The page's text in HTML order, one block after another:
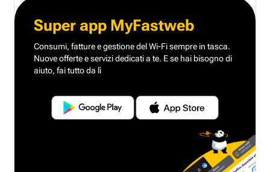
Super app MyFastweb
Consumi, fatture e gestione del Wi-Fi sempre in tasca.
Nuove offerte e servizi dedicati a te. E se hai bisogno di
aiuto, fai tutto da lì